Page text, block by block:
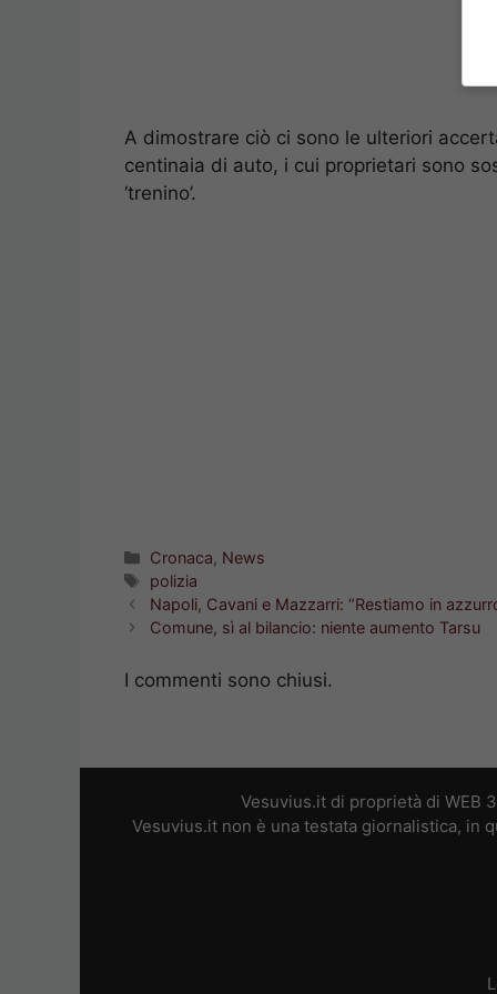
A dimostrare ciò ci sono le ulteriori
centinaia di auto, i cui proprietari sono
‘trenino’.
Categorie
Cronaca, News
Tag
polizia
Napoli, Cavani e Mazzarri: “Restiamo in
Comune, sì al bilancio: niente aumento Tarsu
I commenti sono chiusi.
Vesuvius.it di proprietà di WEB
Vesuvius.it non è una testata giornalistica, in